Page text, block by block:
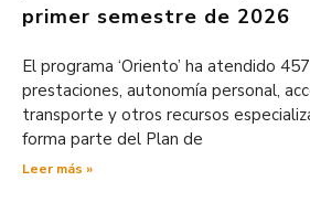
primer semestre de 2026
El programa ‘Oriento’ ha atendido
prestaciones, autonomía personal,
transporte y otros recursos
forma parte del Plan de
Leer más »